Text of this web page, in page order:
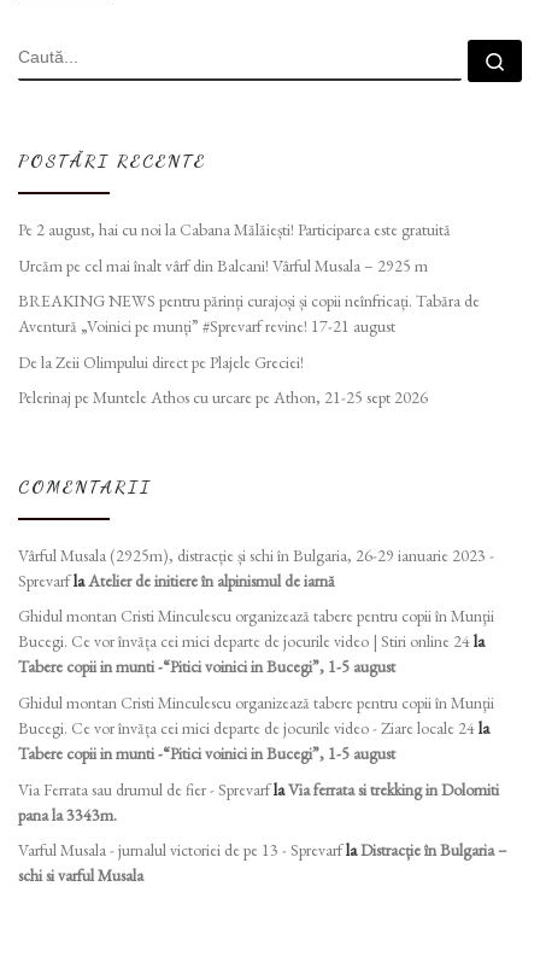
CĂUTARE
POSTĂRI RECENTE
Pe 2 august, hai cu noi la Cabana Mălăiești! Participarea este gratuită
Urcăm pe cel mai înalt vârf din Balcani! Vârful Musala – 2925 m
BREAKING NEWS pentru părinți curajoși și copii neînfricați. Tabăra de
Aventură „Voinici pe munți” #Sprevarf revine! 17-21 august
De la Zeii Olimpului direct pe Plajele Greciei!
Pelerinaj pe Muntele Athos cu urcare pe Athon, 21-25 sept 2026
COMENTARII
Vârful Musala (2925m), distracție și schi în Bulgaria, 26-29 ianuarie 2023 -
SprevarflaAtelier de initiere în alpinismul de iarnă
Ghidul montan Cristi Minculescu organizează tabere pentru copii în Munţii
Bucegi. Ce vor învăța cei mici departe de jocurile video | Stiri online 24la
Tabere copii in munti -“Pitici voinici in Bucegi”, 1-5 august
Ghidul montan Cristi Minculescu organizează tabere pentru copii în Munţii
Bucegi. Ce vor învăța cei mici departe de jocurile video - Ziare locale 24la
Tabere copii in munti -“Pitici voinici in Bucegi”, 1-5 august
Via Ferrata sau drumul de fier - SprevarflaVia ferrata si trekking in Dolomiti
pana la 3343m.
Varful Musala - jurnalul victoriei de pe 13 - SprevarflaDistracție în Bulgaria –
schi si varful Musala